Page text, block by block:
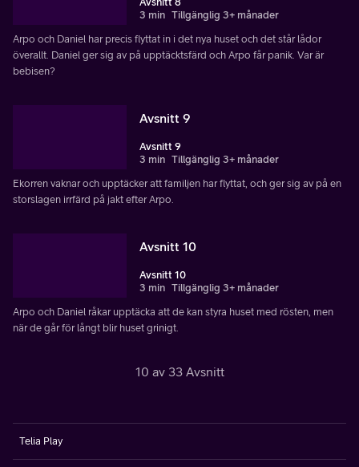
3 min Tillgänglig 3+ månader
Arpo och Daniel har precis flyttat in i det nya huset och det står lådor
överallt. Daniel ger sig av på upptäcktsfärd och Arpo får panik. Var är
bebisen?
Avsnitt 9
Avsnitt 9
3 min Tillgänglig 3+ månader
Ekorren vaknar och upptäcker att familjen har flyttat, och ger sig av på en
storslagen irrfärd på jakt efter Arpo.
Avsnitt 10
Avsnitt 10
3 min Tillgänglig 3+ månader
Arpo och Daniel råkar upptäcka att de kan styra huset med rösten, men
när de går för långt blir huset grinigt.
10 av 33 Avsnitt
Telia Play